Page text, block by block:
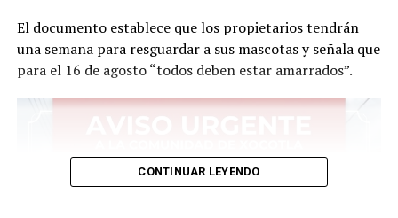
El documento establece que los propietarios tendrán
una semana para resguardar a sus mascotas y señala que
para el 16 de agosto “todos deben estar amarrados”.
CONTINUAR LEYENDO